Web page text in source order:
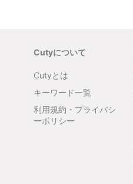
Cutyについて
Cutyとは
キーワード一覧
利用規約・プライバシ
ーポリシー